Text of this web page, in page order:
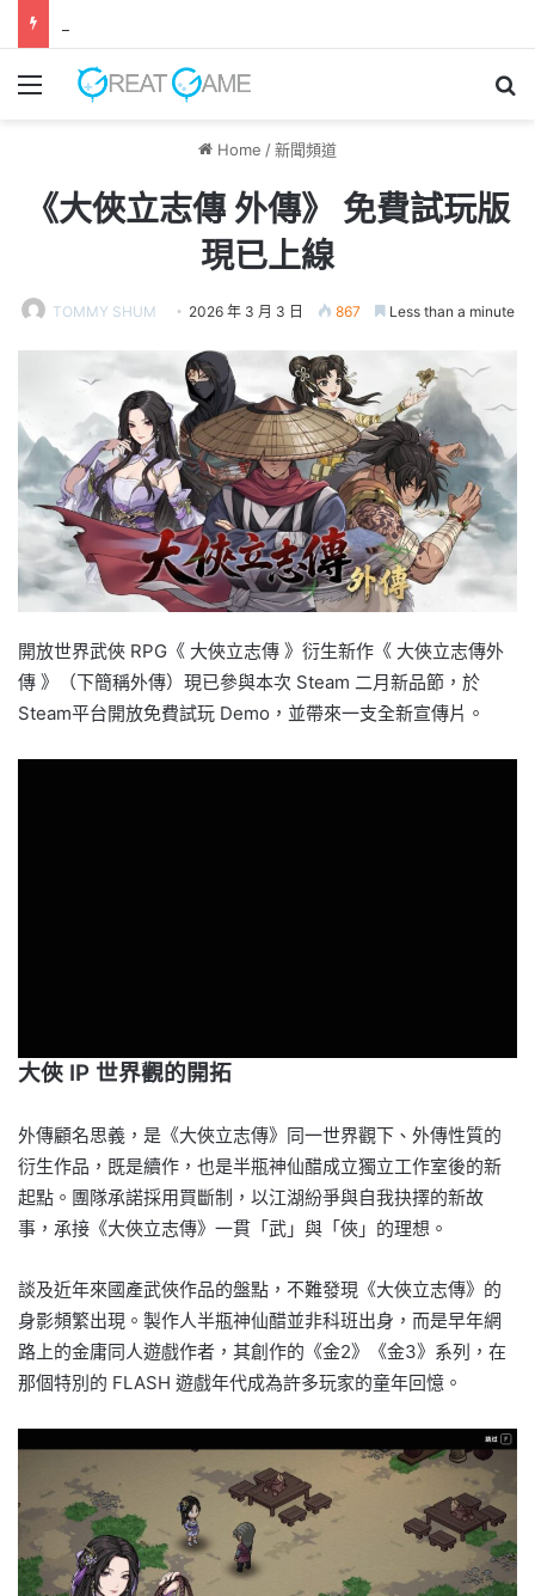
Menu
Home /新聞頻道
《大俠立志傳 外傳》 免費試玩版
現已上線
TOMMY SHUM 2026 年 3 月 3 日 867 Less than a minute
開放世界武俠 RPG《 大俠立志傳 》衍生新作《 大俠立志傳外
傳 》（下簡稱外傳）現已參與本次 Steam 二月新品節，於
Steam平台開放免費試玩 Demo，並帶來一支全新宣傳片。
大俠 IP 世界觀的開拓
外傳顧名思義，是《大俠立志傳》同一世界觀下、外傳性質的
衍生作品，既是續作，也是半瓶神仙醋成立獨立工作室後的新
起點。團隊承諾採用買斷制，以江湖紛爭與自我抉擇的新故
事，承接《大俠立志傳》一貫「武」與「俠」的理想。
談及近年來國產武俠作品的盤點，不難發現《大俠立志傳》的
身影頻繁出現。製作人半瓶神仙醋並非科班出身，而是早年網
路上的金庸同人遊戲作者，其創作的《金2》《金3》系列，在
那個特別的 FLASH 遊戲年代成為許多玩家的童年回憶。